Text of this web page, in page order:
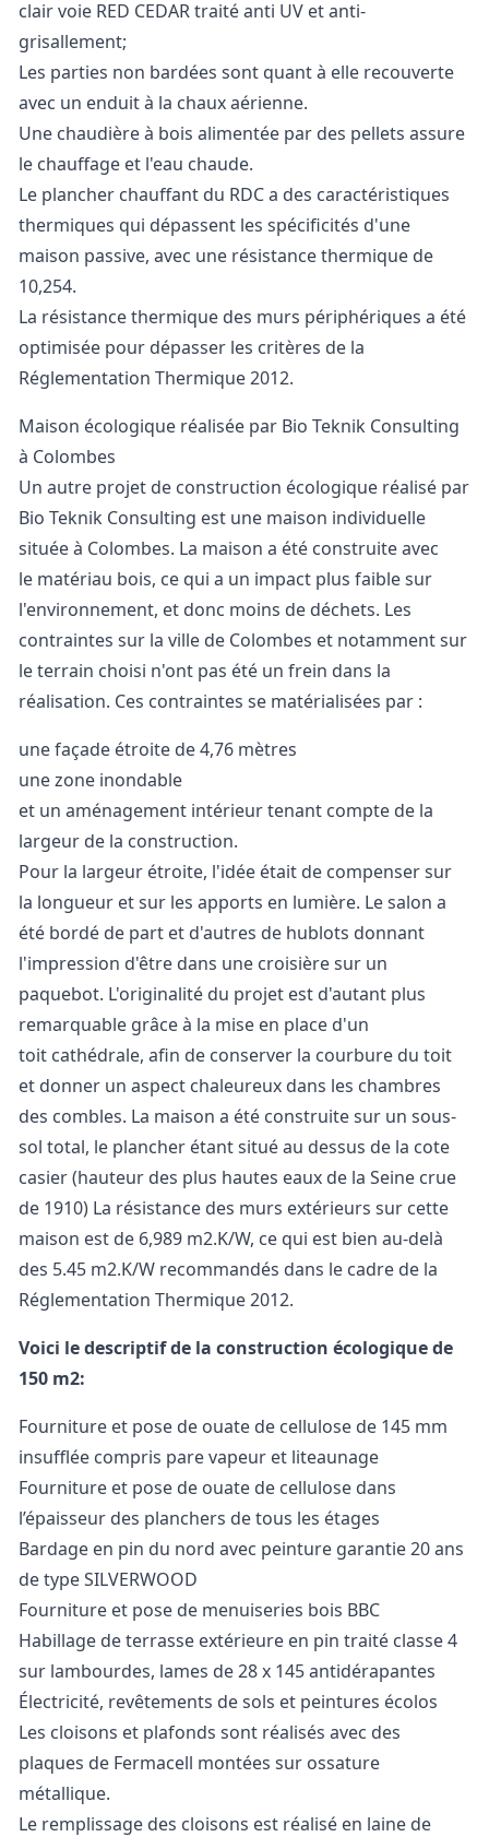
clair voie RED CEDAR traité anti UV et anti-
grisallement;
Les parties non bardées sont quant à elle recouverte
avec un enduit à la chaux aérienne.
Une chaudière à bois alimentée par des pellets assure
le chauffage et l'eau chaude.
Le plancher chauffant du RDC a des caractéristiques
thermiques qui dépassent les spécificités d'une
maison passive, avec une résistance thermique de
10,254.
La résistance thermique des murs périphériques a été
optimisée pour dépasser les critères de la
Réglementation Thermique 2012.
Maison écologique réalisée par Bio Teknik Consulting
à Colombes
Un autre projet de construction écologique réalisé par
Bio Teknik Consulting est une maison individuelle
située à Colombes. La maison a été construite avec
le matériau bois, ce qui a un impact plus faible sur
l'environnement, et donc moins de déchets. Les
contraintes sur la ville de Colombes et notamment sur
le terrain choisi n'ont pas été un frein dans la
réalisation. Ces contraintes se matérialisées par :
une façade étroite de 4,76 mètres
une zone inondable
et un aménagement intérieur tenant compte de la
largeur de la construction.
Pour la largeur étroite, l'idée était de compenser sur
la longueur et sur les apports en lumière. Le salon a
été bordé de part et d'autres de hublots donnant
l'impression d'être dans une croisière sur un
paquebot. L'originalité du projet est d'autant plus
remarquable grâce à la mise en place d'un
toit cathédrale, afin de conserver la courbure du toit
et donner un aspect chaleureux dans les chambres
des combles. La maison a été construite sur un sous-
sol total, le plancher étant situé au dessus de la cote
casier (hauteur des plus hautes eaux de la Seine crue
de 1910) La résistance des murs extérieurs sur cette
maison est de 6,989 m2.K/W, ce qui est bien au-delà
des 5.45 m2.K/W recommandés dans le cadre de la
Réglementation Thermique 2012.
Voici le descriptif de la construction écologique de
150 m2:
Fourniture et pose de ouate de cellulose de 145 mm
insufflée compris pare vapeur et liteaunage
Fourniture et pose de ouate de cellulose dans
l’épaisseur des planchers de tous les étages
Bardage en pin du nord avec peinture garantie 20 ans
de type SILVERWOOD
Fourniture et pose de menuiseries bois BBC
Habillage de terrasse extérieure en pin traité classe 4
sur lambourdes, lames de 28 x 145 antidérapantes
Électricité, revêtements de sols et peintures écolos
Les cloisons et plafonds sont réalisés avec des
plaques de Fermacell montées sur ossature
métallique.
Le remplissage des cloisons est réalisé en laine de